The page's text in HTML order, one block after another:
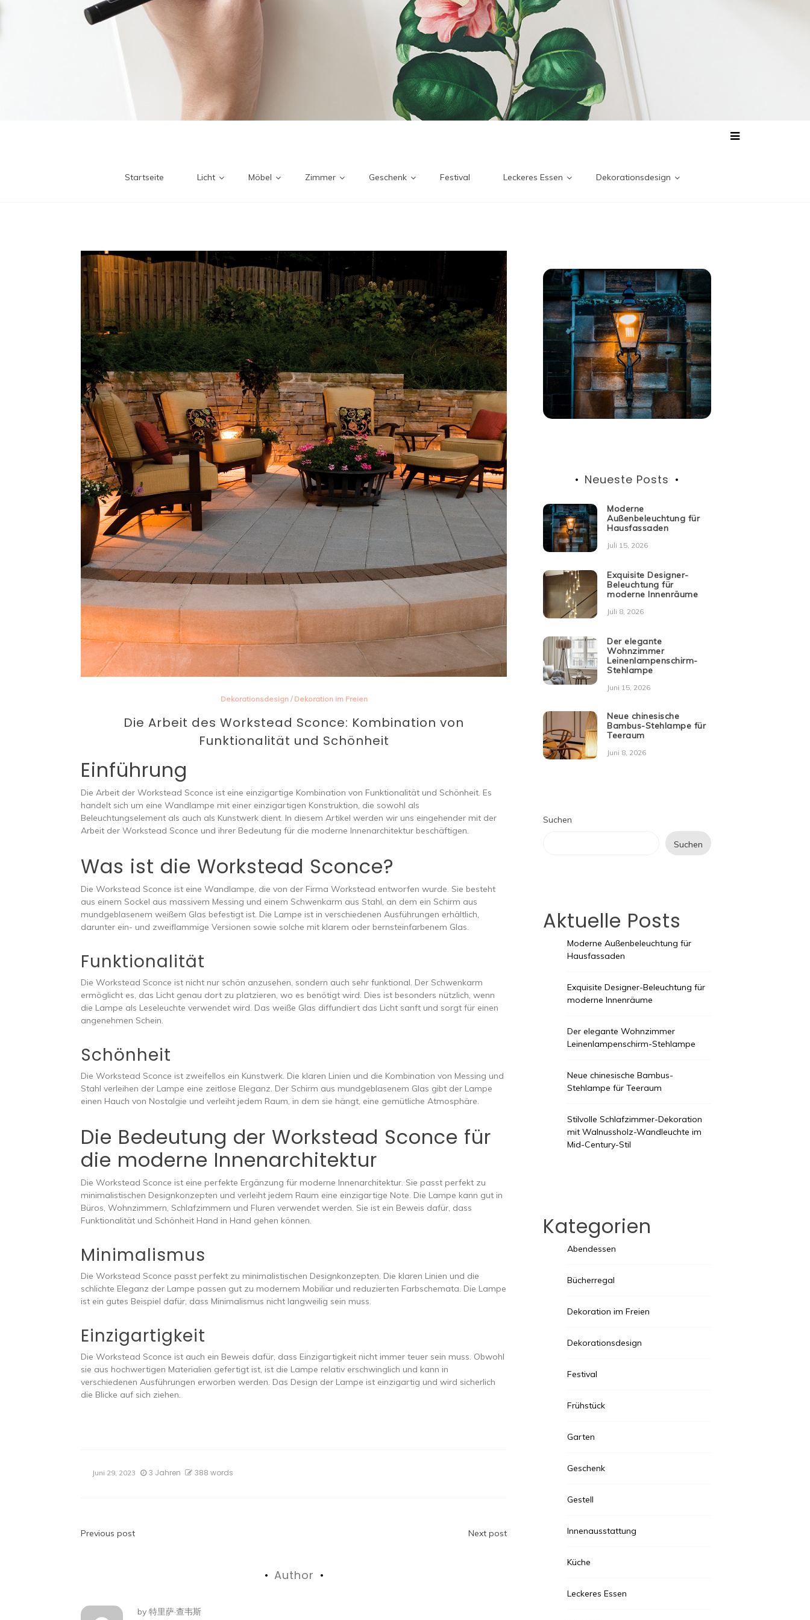
Startseite Licht Möbel Zimmer Geschenk Festival Leckeres Essen Dekorationsdesign
Dekorationsdesign/ Dekoration im Freien
Die Arbeit des Workstead Sconce: Kombination von
Funktionalität und Schönheit
Einführung
Die Arbeit der Workstead Sconce ist eine einzigartige Kombination von Funktionalität und Schönheit. Es
handelt sich um eine Wandlampe mit einer einzigartigen Konstruktion, die sowohl als
Beleuchtungselement als auch als Kunstwerk dient. In diesem Artikel werden wir uns eingehender mit der
Arbeit der Workstead Sconce und ihrer Bedeutung für die moderne Innenarchitektur beschäftigen.
Was ist die Workstead Sconce?
Die Workstead Sconce ist eine Wandlampe, die von der Firma Workstead entworfen wurde. Sie besteht
aus einem Sockel aus massivem Messing und einem Schwenkarm aus Stahl, an dem ein Schirm aus
mundgeblasenem weißem Glas befestigt ist. Die Lampe ist in verschiedenen Ausführungen erhältlich,
darunter ein- und zweiflammige Versionen sowie solche mit klarem oder bernsteinfarbenem Glas.
Funktionalität
Die Workstead Sconce ist nicht nur schön anzusehen, sondern auch sehr funktional. Der Schwenkarm
ermöglicht es, das Licht genau dort zu platzieren, wo es benötigt wird. Dies ist besonders nützlich, wenn
die Lampe als Leseleuchte verwendet wird. Das weiße Glas diffundiert das Licht sanft und sorgt für einen
angenehmen Schein.
Schönheit
Die Workstead Sconce ist zweifellos ein Kunstwerk. Die klaren Linien und die Kombination von Messing und
Stahl verleihen der Lampe eine zeitlose Eleganz. Der Schirm aus mundgeblasenem Glas gibt der Lampe
einen Hauch von Nostalgie und verleiht jedem Raum, in dem sie hängt, eine gemütliche Atmosphäre.
Die Bedeutung der Workstead Sconce für
die moderne Innenarchitektur
Die Workstead Sconce ist eine perfekte Ergänzung für moderne Innenarchitektur. Sie passt perfekt zu
minimalistischen Designkonzepten und verleiht jedem Raum eine einzigartige Note. Die Lampe kann gut in
Büros, Wohnzimmern, Schlafzimmern und Fluren verwendet werden. Sie ist ein Beweis dafür, dass
Funktionalität und Schönheit Hand in Hand gehen können.
Minimalismus
Die Workstead Sconce passt perfekt zu minimalistischen Designkonzepten. Die klaren Linien und die
schlichte Eleganz der Lampe passen gut zu modernem Mobiliar und reduzierten Farbschemata. Die Lampe
ist ein gutes Beispiel dafür, dass Minimalismus nicht langweilig sein muss.
Einzigartigkeit
Die Workstead Sconce ist auch ein Beweis dafür, dass Einzigartigkeit nicht immer teuer sein muss. Obwohl
sie aus hochwertigen Materialien gefertigt ist, ist die Lampe relativ erschwinglich und kann in
verschiedenen Ausführungen erworben werden. Das Design der Lampe ist einzigartig und wird sicherlich
die Blicke auf sich ziehen.
Juni 29, 2023 3 Jahren 388 words
Beitragsnavigation
Previous post Next post
Author
by特里萨·查韦斯
Neueste Posts
Moderne
Außenbeleuchtung für
Hausfassaden
Juli 15, 2026
Exquisite Designer-
Beleuchtung für
moderne Innenräume
Juli 8, 2026
Der elegante
Wohnzimmer
Leinenlampenschirm-
Stehlampe
Juni 15, 2026
Neue chinesische
Bambus-Stehlampe für
Teeraum
Juni 8, 2026
Suchen
Suchen
Aktuelle Posts
Moderne Außenbeleuchtung für
Hausfassaden
Exquisite Designer-Beleuchtung für
moderne Innenräume
Der elegante Wohnzimmer
Leinenlampenschirm-Stehlampe
Neue chinesische Bambus-
Stehlampe für Teeraum
Stilvolle Schlafzimmer-Dekoration
mit Walnussholz-Wandleuchte im
Mid-Century-Stil
Kategorien
Abendessen
Bücherregal
Dekoration im Freien
Dekorationsdesign
Festival
Frühstück
Garten
Geschenk
Gestell
Innenausstattung
Küche
Leckeres Essen